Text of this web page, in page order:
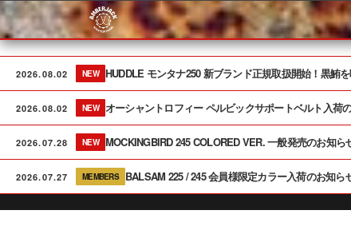
Skip
to
content
2026.08.02 NEW HUDDLE モンタナ250 新ブランド正規取扱開始！黒鮪
2026.08.02 NEW オーシャントロフィー ペルビックサポートベルト入荷
2026.07.28 NEW MOCKINGBIRD 245 COLORED VER. 一般発売のお知ら
2026.07.27 MEMBERS BALSAM 225 / 245 会員様限定カラー入荷のお知ら